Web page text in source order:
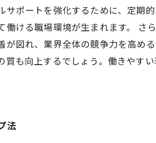
サポートを強化するために、定期
働ける職場環境が生まれます。
が図れ、業界全体の競争力を高め
質も向上するでしょう。働きやす
法